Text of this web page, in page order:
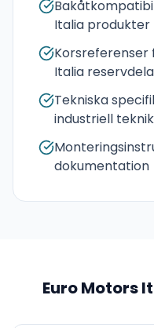
Italia produkter
Korsreferenser
Italia
Tekniska
industriell teknik
dokumentation
Euro Motors